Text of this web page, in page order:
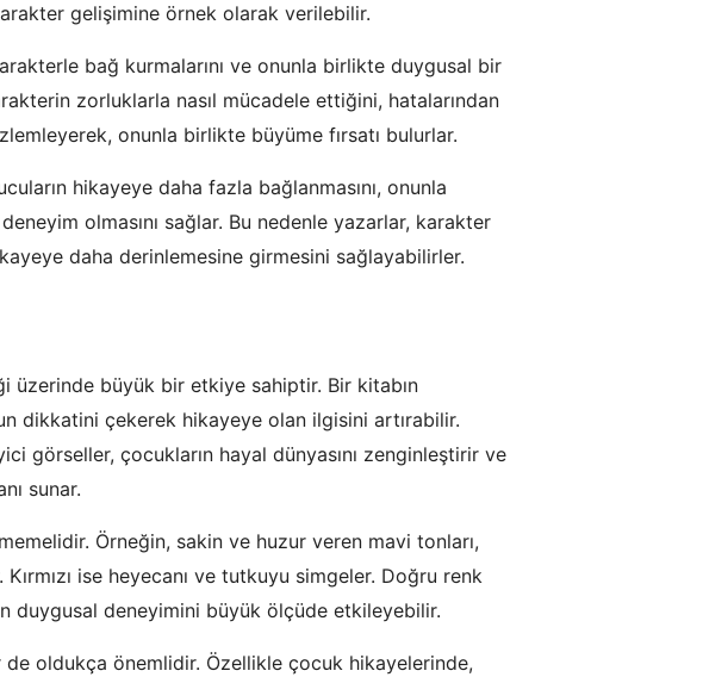
gelişimine örnek olarak verilebilir.
bağ kurmalarını ve onunla birlikte duygusal bir
zorluklarla nasıl mücadele ettiğini, hatalarından
onunla birlikte büyüme fırsatı bulurlar.
hikayeye daha fazla bağlanmasını, onunla
olmasını sağlar. Bu nedenle yazarlar, karakter
daha derinlemesine girmesini sağlayabilirler.
üzerinde büyük bir etkiye sahiptir. Bir kitabın
dikkatini çekerek hikayeye olan ilgisini artırabilir.
görseller, çocukların hayal dünyasını zenginleştirir ve
sunar.
Örneğin, sakin ve huzur veren mavi tonları,
ise heyecanı ve tutkuyu simgeler. Doğru renk
duygusal deneyimini büyük ölçüde etkileyebilir.
oldukça önemlidir. Özellikle çocuk hikayelerinde,